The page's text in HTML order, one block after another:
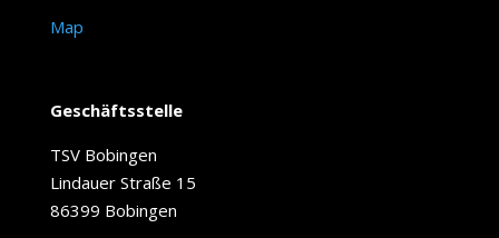
Map
Geschäftsstelle
TSV Bobingen
Lindauer Straße 15
86399 Bobingen